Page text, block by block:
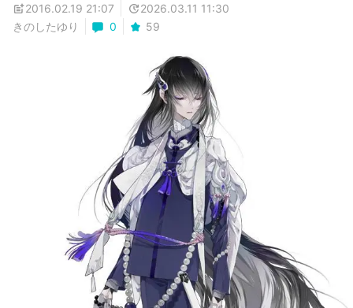
2016.02.19 21:07
2026.03.11 11:30
きのしたゆり
0 59